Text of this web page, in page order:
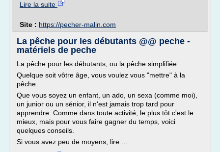
Lire la suite
Site : https://pecher-malin.com
La pêche pour les débutants @@ peche -
matériels de peche
La pêche pour les débutants, ou la pêche simplifiée
Quelque soit vôtre âge, vous voulez vous "mettre" à la
pêche.
Que vous soyez un enfant, un ado, un sexa (comme moi),
un junior ou un sénior, il n'est jamais trop tard pour
apprendre. Comme dans toute activité, le plus tôt c'est le
mieux, mais pour vous faire gagner du temps, voici
quelques conseils.
Si vous avez peu de moyens, lire ...